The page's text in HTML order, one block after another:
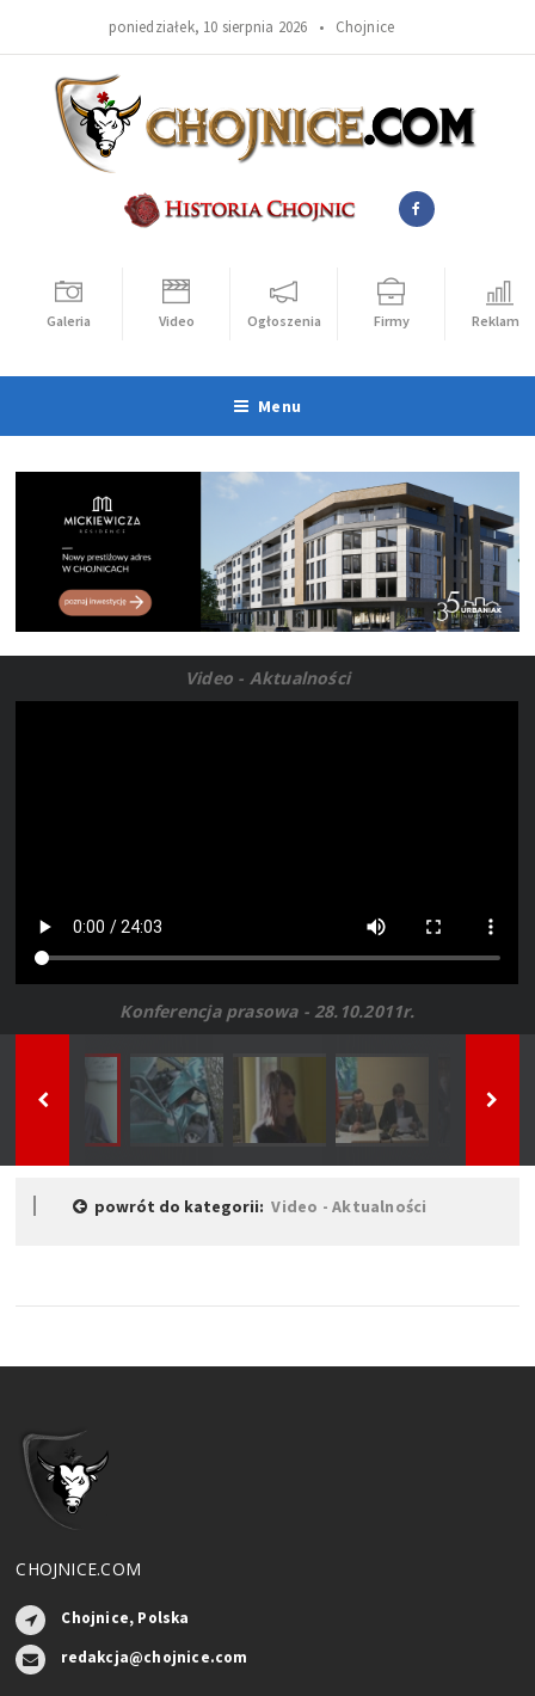
poniedziałek, 10 sierpnia 2026 • Chojnice
Galeria Video Ogłoszenia Firmy Reklama
Menu
Video - Aktualności
Konferencja prasowa - 28.10.2011r.
powrót do kategorii:Video - Aktualności
CHOJNICE.COM
Chojnice, Polska
redakcja@chojnice.com